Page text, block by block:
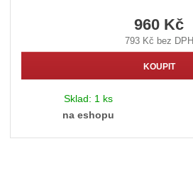
960 Kč
793 Kč bez DPH
KOUPIT
Sklad: 1 ks
na eshopu